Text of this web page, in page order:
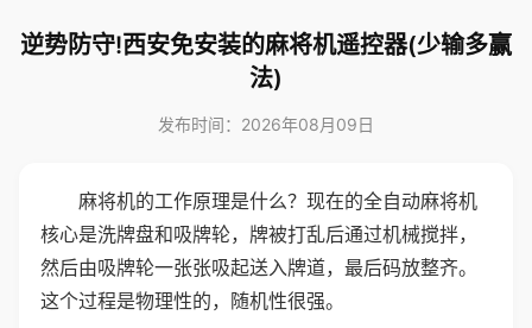
逆势防守!西安免安装的麻将机遥控器(少输多赢
法)
发布时间：2026年08月09日
麻将机的工作原理是什么？现在的全自动麻将机
核心是洗牌盘和吸牌轮，牌被打乱后通过机械搅拌，
然后由吸牌轮一张张吸起送入牌道，最后码放整齐。
这个过程是物理性的，随机性很强。